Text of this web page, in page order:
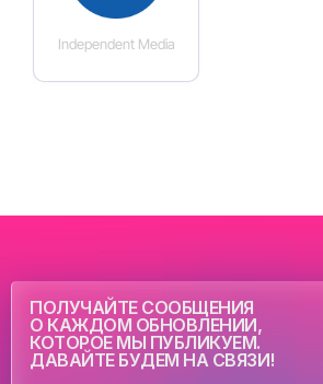
Independent Media
ПОЛУЧАЙТЕ СООБЩЕНИЯ
О КАЖДОМ ОБНОВЛЕНИИ,
КОТОРОЕ МЫ ПУБЛИКУЕМ.
ДАВАЙТЕ БУДЕМ НА СВЯЗИ!